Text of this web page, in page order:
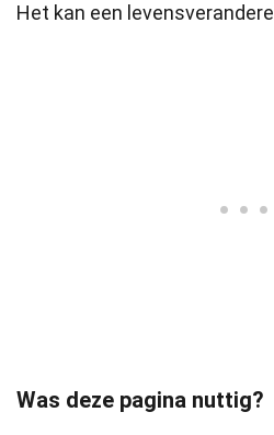
Het kan een
Was deze pagina nuttig?